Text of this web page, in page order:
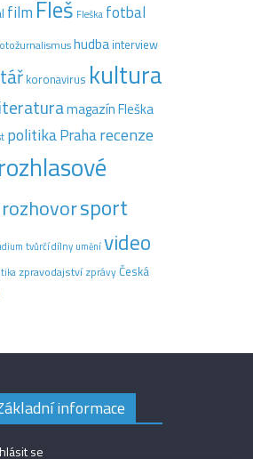
film Fleš Fleška fotbal
hudba interview
koronavirus kultura
magazín Fleška
politikaPraharecenze
rozhlasové
rozhovorsport
tvůrčí dílny uměnívideo
zpravodajství zprávyČeská
informace
se